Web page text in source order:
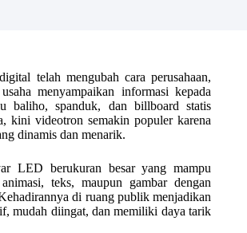
telah mengubah cara perusahaan,
menyampaikan informasi kepada
baliho, spanduk, dan billboard statis
kini videotron semakin populer karena
dinamis dan menarik.
LED berukuran besar yang mampu
teks, maupun gambar dengan
di ruang publik menjadikan
mudah diingat, dan memiliki daya tarik